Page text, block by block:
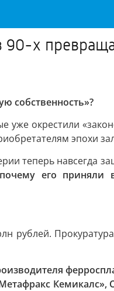
90-х
собственность»?
уже окрестили
эпохи
теперь навсегда
его приняли
рублей.
Кемикалс»,